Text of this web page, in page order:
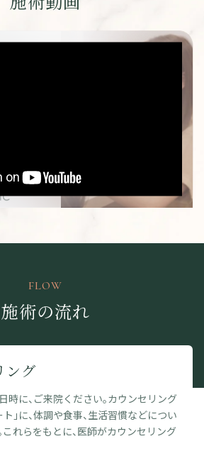
FLOW
施術の流れ
ング
時に、ご来院ください。カウンセリング
」に、体調や食事、生活習慣などについ
これらをもとに、医師がカウンセリング